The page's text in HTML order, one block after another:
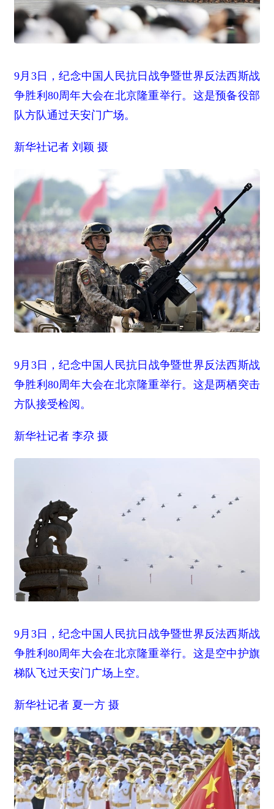
9月3日，纪念中国人民抗日战争暨世界反法西斯战
争胜利80周年大会在北京隆重举行。这是预备役部
队方队通过天安门广场。
新华社记者 刘颖 摄
9月3日，纪念中国人民抗日战争暨世界反法西斯战
争胜利80周年大会在北京隆重举行。这是两栖突击
方队接受检阅。
新华社记者 李尕 摄
9月3日，纪念中国人民抗日战争暨世界反法西斯战
争胜利80周年大会在北京隆重举行。这是空中护旗
梯队飞过天安门广场上空。
新华社记者 夏一方 摄